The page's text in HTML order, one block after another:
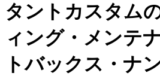
タントカスタム
ィング・メンテ
トバックス・ナ